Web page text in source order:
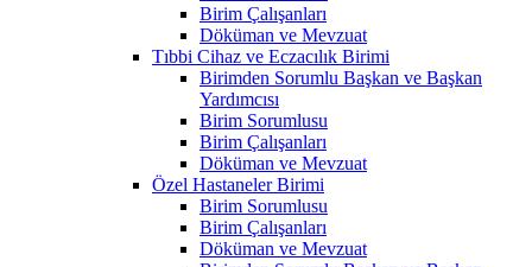
Birim Çalışanları
Döküman ve Mevzuat
Tıbbi Cihaz ve Eczacılık Birimi
Birimden Sorumlu Başkan ve Başkan
Yardımcısı
Birim Sorumlusu
Birim Çalışanları
Döküman ve Mevzuat
Özel Hastaneler Birimi
Birim Sorumlusu
Birim Çalışanları
Döküman ve Mevzuat